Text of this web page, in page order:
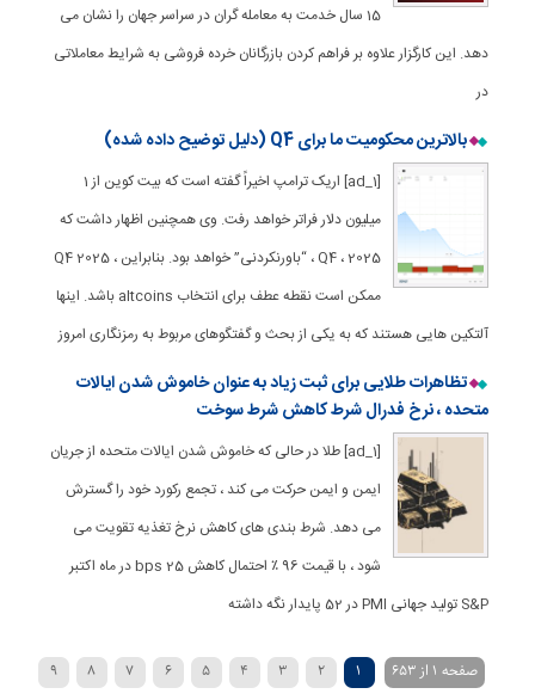
15 سال خدمت به معامله گران در سراسر جهان را نشان می
دهد. این کارگزار علاوه بر فراهم کردن بازرگانان خرده فروشی به شرایط معاملاتی
در
بالاترین محکومیت ما برای Q4 (دلیل توضیح داده شده)
[ad_1] اریک ترامپ اخیراً گفته است که بیت کوین از 1
میلیون دلار فراتر خواهد رفت. وی همچنین اظهار داشت که
Q4 ، 2025 ، “باورنکردنی” خواهد بود. بنابراین ، Q4 2025
ممکن است نقطه عطف برای انتخاب altcoins باشد. اینها
آلتکین هایی هستند که به یکی از بحث و گفتگوهای مربوط به رمزنگاری امروز
تظاهرات طلایی برای ثبت زیاد به عنوان خاموش شدن ایالات
متحده ، نرخ فدرال شرط کاهش شرط سوخت
[ad_1] طلا در حالی که خاموش شدن ایالات متحده از جریان
ایمن و ایمن حرکت می کند ، تجمع رکورد خود را گسترش
می دهد. شرط بندی های کاهش نرخ تغذیه تقویت می
شود ، با قیمت 96 ٪ احتمال کاهش 25 bps در ماه اکتبر
S&P تولید جهانی PMI در 52 پایدار نگه داشته
صفحه 1 از 653 1
2
3
4
5
6
7
8
9